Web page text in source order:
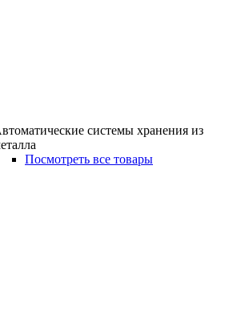
системы хранения из
Посмотреть все товары